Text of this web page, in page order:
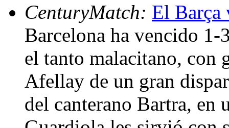
CenturyMatch: El Barça
Barcelona ha vencido 1-
el tanto malacitano, con
Afellay de un gran
del canterano Bartra, en